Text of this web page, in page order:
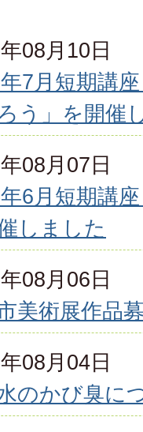
08月10日
7月短期講
う」を開催
08月07日
6月短期講
しました
08月06日
美術展作品
08月04日
のかび臭に